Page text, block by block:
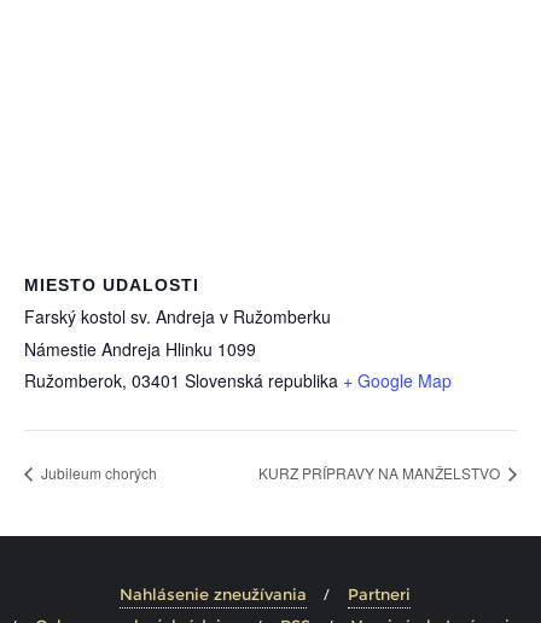
MIESTO UDALOSTI
Farský kostol sv. Andreja v Ružomberku
Námestie Andreja Hlinku 1099
Ružomberok, 03401 Slovenská republika + Google Map
Jubileum chorých KURZ PRÍPRAVY NA MANŽELSTVO
Nahlásenie zneužívania
Partneri